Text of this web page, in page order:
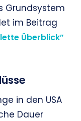
Grundsystem
im Beitrag
Überblick”
in den USA
Dauer